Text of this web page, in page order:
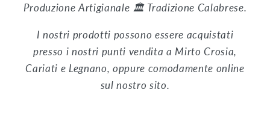
Produzione Artigianale 🏛️ Tradizione Calabrese.
I nostri prodotti possono essere acquistati
presso i nostri punti vendita a Mirto Crosia,
Cariati e Legnano, oppure comodamente online
sul nostro sito.